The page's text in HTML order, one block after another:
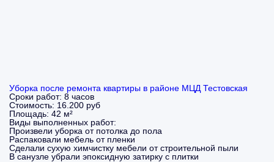
Уборка после ремонта квартиры в районе МЦД Тестовская
Сроки работ: 8 часов
Стоимость: 16.200 руб
Площадь: 42 м²
Виды выполненных работ:
Произвели уборка от потолка до пола
Распаковали мебель от пленки
Сделали сухую химчистку мебели от строительной пыли
В санузле убрали эпоксидную затирку с плитки